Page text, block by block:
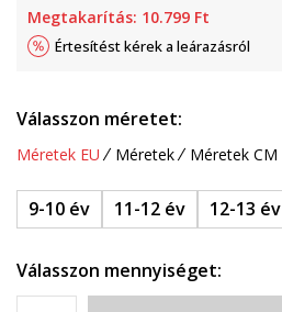
Megtakarítás: 10.799 Ft
Értesítést kérek a leárazásról
Válasszon méretet:
Méretek EU Méretek Méretek CM
9-10 év 11-12 év 12-13 év
Válasszon mennyiséget: